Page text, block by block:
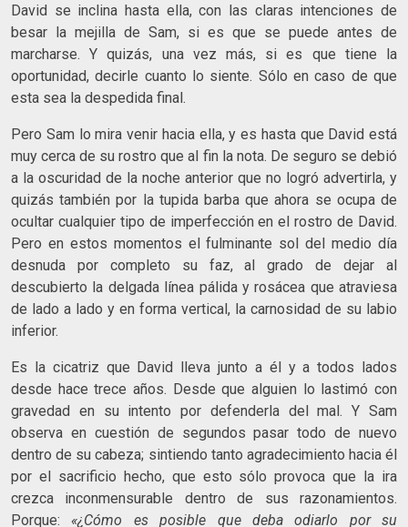
David se inclina hasta ella, con las claras intenciones de
besar la mejilla de Sam, si es que se puede antes de
marcharse. Y quizás, una vez más, si es que tiene la
oportunidad, decirle cuanto lo siente. Sólo en caso de que
esta sea la despedida final.
Pero Sam lo mira venir hacia ella, y es hasta que David está
muy cerca de su rostro que al fin la nota. De seguro se debió
a la oscuridad de la noche anterior que no logró advertirla, y
quizás también por la tupida barba que ahora se ocupa de
ocultar cualquier tipo de imperfección en el rostro de David.
Pero en estos momentos el fulminante sol del medio día
desnuda por completo su faz, al grado de dejar al
descubierto la delgada línea pálida y rosácea que atraviesa
de lado a lado y en forma vertical, la carnosidad de su labio
inferior.
Es la cicatriz que David lleva junto a él y a todos lados
desde hace trece años. Desde que alguien lo lastimó con
gravedad en su intento por defenderla del mal. Y Sam
observa en cuestión de segundos pasar todo de nuevo
dentro de su cabeza; sintiendo tanto agradecimiento hacia él
por el sacrificio hecho, que esto sólo provoca que la ira
crezca inconmensurable dentro de sus razonamientos.
Porque: «¿Cómo es posible que deba odiarlo por su